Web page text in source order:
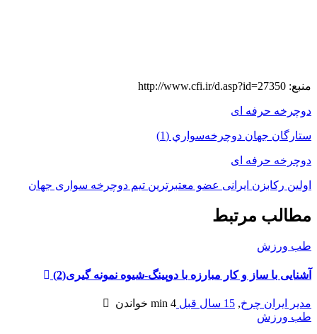
منبع: http://www.cfi.ir/d.asp?id=27350
دوچرخه حرفه ای
ستارگان جهان دوچرخه‌سواري (1)
دوچرخه حرفه ای
اولین رکابزن ایرانی عضو معتبرترین تیم دوچرخه سواری جهان
مطالب مرتبط
طب ورزش
آشنایی با ساز و کار مبارزه با دوپینگ-شیوه نمونه گیری(2)
مدیر ایران چرخ, 15 سال قبل 4 min
خواندن
طب ورزش